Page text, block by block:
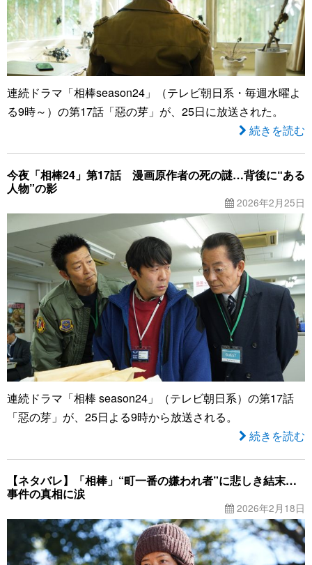
連続ドラマ「相棒season24」（テレビ朝日系・毎週水曜よ
る9時～）の第17話「惡の芽」が、25日に放送された。
続きを読む
今夜「相棒24」第17話 漫画原作者の死の謎…背後に“ある
人物”の影
2026年2月25日
連続ドラマ「相棒 season24」（テレビ朝日系）の第17話
「惡の芽」が、25日よる9時から放送される。
続きを読む
【ネタバレ】「相棒」“町一番の嫌われ者”に悲しき結末…
事件の真相に涙
2026年2月18日